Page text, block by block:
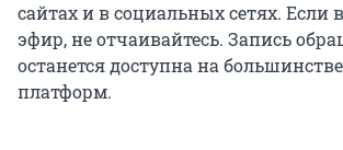
сайтах и в социальных сетях. Если
эфир, не отчаивайтесь. Запись
останется доступна на
платформ.